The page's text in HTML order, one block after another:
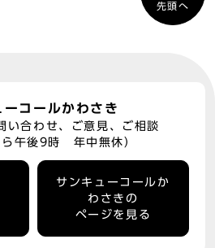
先頭へ
ーコールかわさき
い合わせ、ご意見、ご相談
ら午後9時 年中無休）
サンキューコールか
わさきの
ページを見る